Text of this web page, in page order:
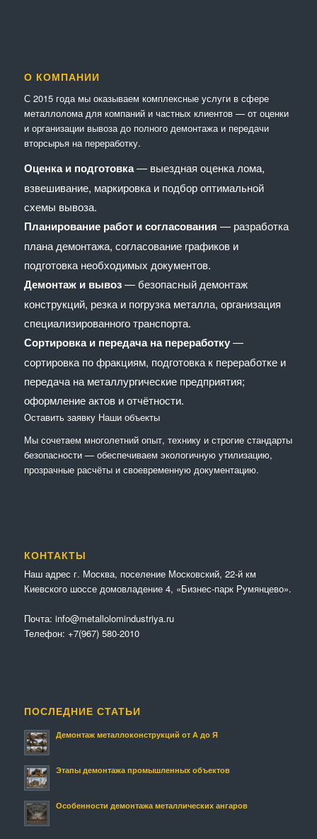
О КОМПАНИИ
С 2015 года мы оказываем комплексные услуги в сфере
металлолома для компаний и частных клиентов — от оценки
и организации вывоза до полного демонтажа и передачи
вторсырья на переработку.
Оценка и подготовка— выездная оценка лома,
взвешивание, маркировка и подбор оптимальной
схемы вывоза.
Планирование работ и согласования — разработка
плана демонтажа, согласование графиков и
подготовка необходимых документов.
Демонтаж и вывоз— безопасный демонтаж
конструкций, резка и погрузка металла, организация
специализированного транспорта.
Сортировка и передача на переработку—
сортировка по фракциям, подготовка к переработке и
передача на металлургические предприятия;
оформление актов и отчётности.
Оставить заявку Наши объекты
Мы сочетaем многолетний опыт, технику и строгие стандарты
безопасности — обеспечиваем экологичную утилизацию,
прозрачные расчёты и своевременную документацию.
КОНТАКТЫ
Наш адрес г. Москва, поселение Московский, 22-й км
Киевского шоссе домовладение 4, «Бизнес-парк Румянцево».
Почта: info@metallolomindustriya.ru
Телефон: +7(967) 580-2010
ПОСЛЕДНИЕ СТАТЬИ
Демонтаж металлоконструкций от А до Я
Этапы демонтажа промышленных объектов
Особенности демонтажа металлических ангаров